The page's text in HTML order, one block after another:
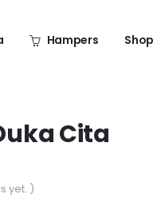
Hampers Shop
Cita
yet. )